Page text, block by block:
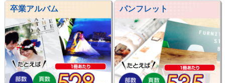
卒業アルバム パンフレット